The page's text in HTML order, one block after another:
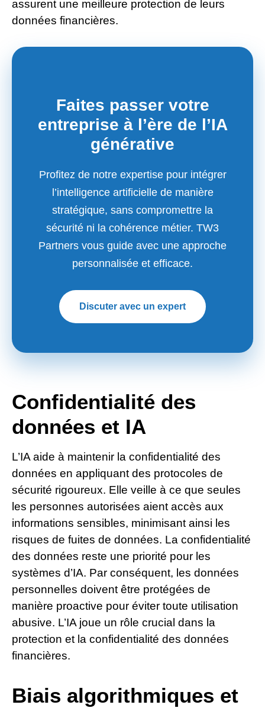
assurent une meilleure protection de leurs
données financières.
Faites passer votre
entreprise à l’ère de l’IA
générative
Profitez de notre expertise pour intégrer
l’intelligence artificielle de manière
stratégique, sans compromettre la
sécurité ni la cohérence métier. TW3
Partners vous guide avec une approche
personnalisée et efficace.
Discuter avec un expert
Confidentialité des
données et IA
L’IA aide à maintenir la confidentialité des
données en appliquant des protocoles de
sécurité rigoureux. Elle veille à ce que seules
les personnes autorisées aient accès aux
informations sensibles, minimisant ainsi les
risques de fuites de données. La confidentialité
des données reste une priorité pour les
systèmes d’IA. Par conséquent, les données
personnelles doivent être protégées de
manière proactive pour éviter toute utilisation
abusive. L’IA joue un rôle crucial dans la
protection et la confidentialité des données
financières.
Biais algorithmiques et